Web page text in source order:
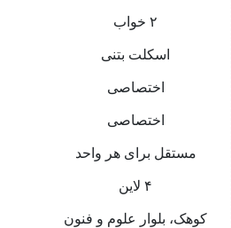
۲ خواب
اسکلت بتنی
اختصاصی
اختصاصی
مستقل برای هر واحد
۴ لاین
کوهک، بلوار علوم و فنون